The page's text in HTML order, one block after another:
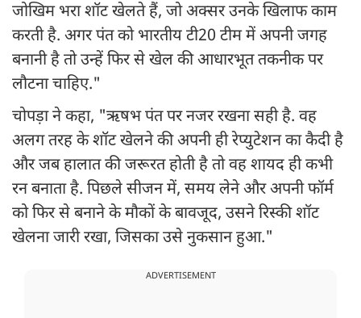
जोखिम भरा शॉट खेलते हैं, जो अक्सर उनके खिलाफ काम
करती है. अगर पंत को भारतीय टी20 टीम में अपनी जगह
बनानी है तो उन्हें फिर से खेल की आधारभूत तकनीक पर
लौटना चाहिए."
चोपड़ा ने कहा, "ऋषभ पंत पर नजर रखना सही है. वह
अलग तरह के शॉट खेलने की अपनी ही रेप्युटेशन का कैदी है
और जब हालात की जरूरत होती है तो वह शायद ही कभी
रन बनाता है. पिछले सीजन में, समय लेने और अपनी फॉर्म
को फिर से बनाने के मौकों के बावजूद, उसने रिस्की शॉट
खेलना जारी रखा, जिसका उसे नुकसान हुआ."
ADVERTISEMENT